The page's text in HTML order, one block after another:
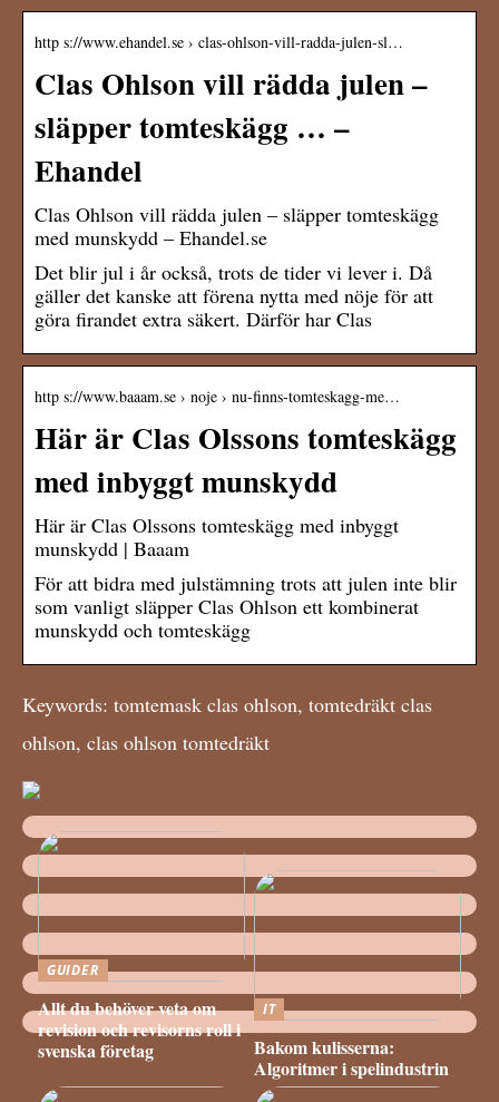
http s://www.ehandel.se › clas-ohlson-vill-radda-julen-sl…
Clas Ohlson vill rädda julen –
släpper tomteskägg … –
Ehandel
Clas Ohlson vill rädda julen – släpper tomteskägg
med munskydd – Ehandel.se
Det blir jul i år också, trots de tider vi lever i. Då
gäller det kanske att förena nytta med nöje för att
göra firandet extra säkert. Därför har Clas
http s://www.baaam.se › noje › nu-finns-tomteskagg-me…
Här är Clas Olssons tomteskägg
med inbyggt munskydd
Här är Clas Olssons tomteskägg med inbyggt
munskydd | Baaam
För att bidra med julstämning trots att julen inte blir
som vanligt släpper Clas Ohlson ett kombinerat
munskydd och tomteskägg
Keywords: tomtemask clas ohlson, tomtedräkt clas
ohlson, clas ohlson tomtedräkt
GUIDER
Allt du behöver veta om
revision och revisorns roll i
svenska företag
IT
Bakom kulisserna:
Algoritmer i spelindustrin